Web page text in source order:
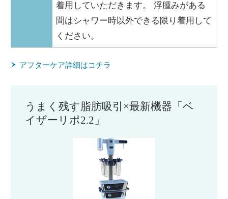
着用していただきます。 浮腫みがある
間はシャワー時以外できる限り着用して
ください。
アフターケア詳細はコチラ
うまく残す脂肪吸引×最新機器「ベ
イザーリポ2.2」